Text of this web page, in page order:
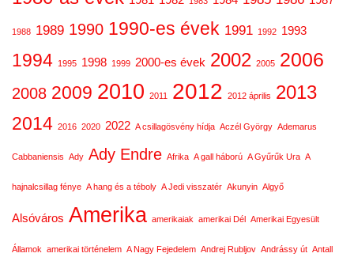
1988 1989 1990 1990-es évek 1991 1992 1993
1994 1995 1998 1999 2000-es évek 2002 2005 2006
2008 2009 2010 2011 2012 2012 április 2013
2014 2016 2020 2022 A csillagösvény hídja Aczél György Ademarus
Cabbaniensis Ady Ady Endre Afrika A gall háború A Gyűrűk Ura A
hajnalcsillag fénye A hang és a téboly A Jedi visszatér Akunyin Algyő
Alsóváros Amerika amerikaiak amerikai Dél Amerikai Egyesült
Államok amerikai történelem A Nagy Fejedelem Andrej Rubljov Andrássy út Antall